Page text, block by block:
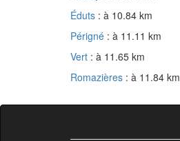
Éduts : à 10.84 km
Périgné : à 11.11 km
Vert : à 11.65 km
Romazières : à 11.84 km